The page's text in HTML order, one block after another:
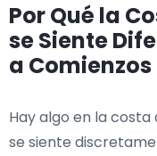
Por Qué la
se Siente
a
Hay algo en la costa
se siente